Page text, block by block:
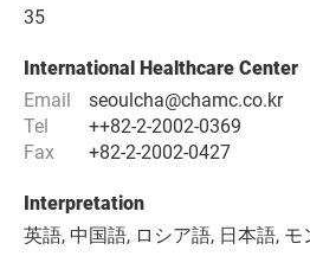
35
International Healthcare Center
Email
seoulcha@chamc.co.kr
Tel
++82-2-2002-0369
Fax
+82-2-2002-0427
Interpretation
英語, 中国語, ロシア語, 日本語, モ